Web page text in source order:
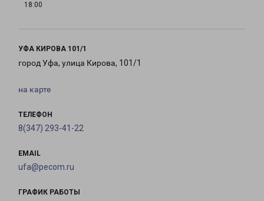
18:00
УФА КИРОВА 101/1
город Уфа, улица Кирова, 101/1
на карте
ТЕЛЕФОН
8(347) 293-41-22
EMAIL
ufa@pecom.ru
ГРАФИК РАБОТЫ